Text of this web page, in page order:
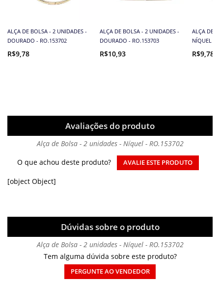
ALÇA DE BOLSA - 2 UNIDADES -
DOURADO - RO.153702
R$9,78
ALÇA DE BOLSA - 2 UNIDADES -
DOURADO - RO.153703
R$10,93
ALÇA DE
NÍQUEL -
R$9,78
Avaliações do produto
Alça de Bolsa - 2 unidades - Níquel - RO.153702
O que achou deste produto?
AVALIE ESTE PRODUTO
[object Object]
Dúvidas sobre o produto
Alça de Bolsa - 2 unidades - Níquel - RO.153702
Tem alguma dúvida sobre este produto?
PERGUNTE AO VENDEDOR